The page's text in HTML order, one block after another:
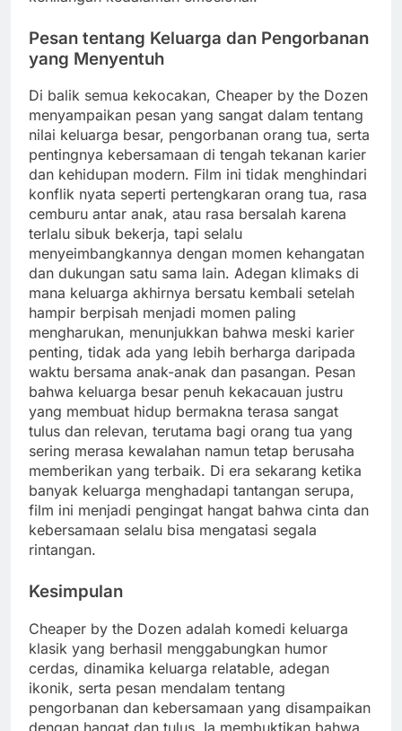
Pesan tentang Keluarga dan Pengorbanan
yang Menyentuh
Di balik semua kekocakan, Cheaper by the Dozen
menyampaikan pesan yang sangat dalam tentang
nilai keluarga besar, pengorbanan orang tua, serta
pentingnya kebersamaan di tengah tekanan karier
dan kehidupan modern. Film ini tidak menghindari
konflik nyata seperti pertengkaran orang tua, rasa
cemburu antar anak, atau rasa bersalah karena
terlalu sibuk bekerja, tapi selalu
menyeimbangkannya dengan momen kehangatan
dan dukungan satu sama lain. Adegan klimaks di
mana keluarga akhirnya bersatu kembali setelah
hampir berpisah menjadi momen paling
mengharukan, menunjukkan bahwa meski karier
penting, tidak ada yang lebih berharga daripada
waktu bersama anak-anak dan pasangan. Pesan
bahwa keluarga besar penuh kekacauan justru
yang membuat hidup bermakna terasa sangat
tulus dan relevan, terutama bagi orang tua yang
sering merasa kewalahan namun tetap berusaha
memberikan yang terbaik. Di era sekarang ketika
banyak keluarga menghadapi tantangan serupa,
film ini menjadi pengingat hangat bahwa cinta dan
kebersamaan selalu bisa mengatasi segala
rintangan.
Kesimpulan
Cheaper by the Dozen adalah komedi keluarga
klasik yang berhasil menggabungkan humor
cerdas, dinamika keluarga relatable, adegan
ikonik, serta pesan mendalam tentang
pengorbanan dan kebersamaan yang disampaikan